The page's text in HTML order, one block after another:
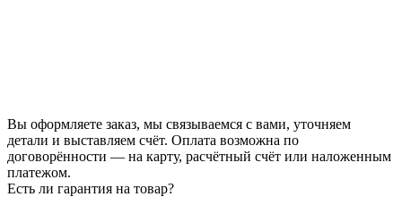
Вы оформляете заказ, мы связываемся с вами, уточняем
детали и выставляем счёт. Оплата возможна по
договорённости — на карту, расчётный счёт или наложенным
платежом.
Есть ли гарантия на товар?